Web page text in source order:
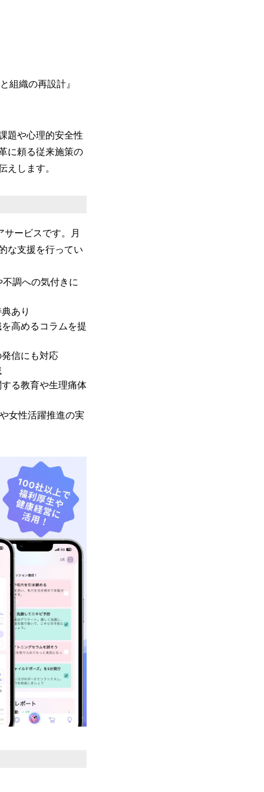
組織の再設計』
題や心理的安全性
に頼る従来施策の
えします。
サービスです。月
な支援を行ってい
調への気付きに
あり
高めるコラムを提
信にも対応
る教育や生理痛体
女性活躍推進の実